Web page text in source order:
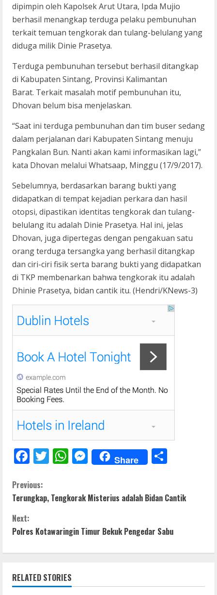
dipimpin oleh Kapolsek Arut Utara, Ipda Mujio
berhasil menangkap terduga pelaku pembunuhan
terkait temuan tengkorak dan tulang-belulang yang
diduga milik Dinie Prasetya.
Terduga pembunuhan tersebut berhasil ditangkap
di Kabupaten Sintang, Provinsi Kalimantan
Barat. Terkait masalah motif pembunuhan itu,
Dhovan belum bisa menjelaskan.
“Saat ini terduga pembunuhan dan tim buser sedang
dalam perjalanan dari Kabupaten Sintang menuju
Pangkalan Bun. Nanti akan kami informasikan lagi,”
kata Dhovan melalui Whatsaap, Minggu (17/9/2017).
Sebelumnya, berdasarkan barang bukti yang
didapatkan di tempat kejadian perkara dan hasil
otopsi, dipastikan identitas tengkorak dan tulang-
belulang itu adalah Dinie Prasetya. Hal ini, jelas
Dhovan, juga dipertegas dengan pengakuan satu
orang terduga tersangka yang berhasil ditangkap
dan ciri-ciri fisik serta barang bukti yang didapatkan
di TKP membenarkan bahwa tengkorak itu adalah
Dhinie Prasetya, bidan cantik itu. (Hendri/KNews-3)
F
e
b
o
k
T
er
W
s
p
p
M
e
e
g
er
Share
e
C
o
n
t
i
n
Previous:
Terungkap, Tengkorak Misterius adalah Bidan Cantik
Next:
Polres Kotawaringin Timur Bekuk Pengedar Sabu
RELATED STORIES